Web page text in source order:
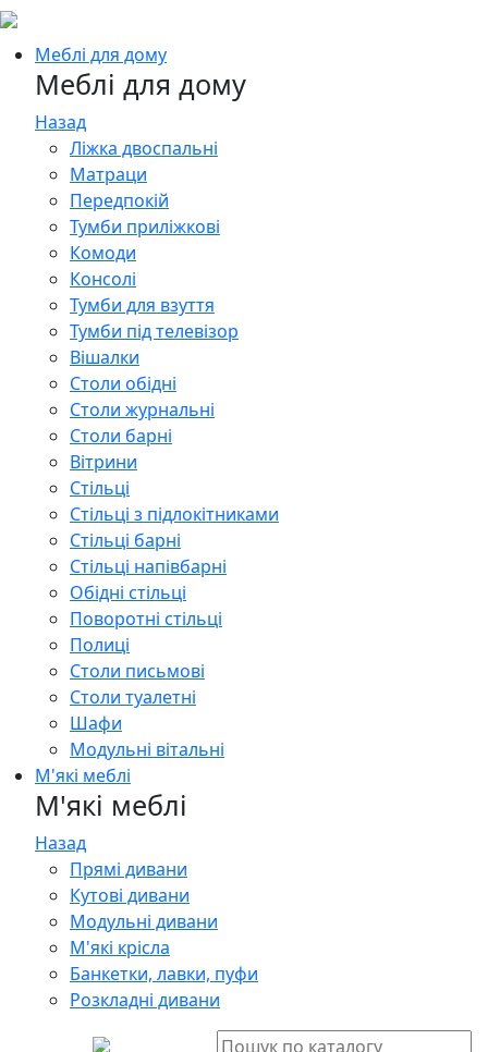
Меблі для дому
Меблі для дому
Назад
Ліжка двоспальні
Матраци
Передпокій
Тумби приліжкові
Комоди
Консолі
Тумби для взуття
Тумби під телевізор
Вішалки
Столи обідні
Столи журнальні
Столи барні
Вітрини
Стільці
Стільці з підлокітниками
Стільці барні
Стільці напівбарні
Обідні стільці
Поворотні стільці
Полиці
Столи письмові
Столи туалетні
Шафи
Модульні вітальні
М'які меблі
М'які меблі
Назад
Прямі дивани
Кутові дивани
Модульні дивани
М'які крісла
Банкетки, лавки, пуфи
Розкладні дивани